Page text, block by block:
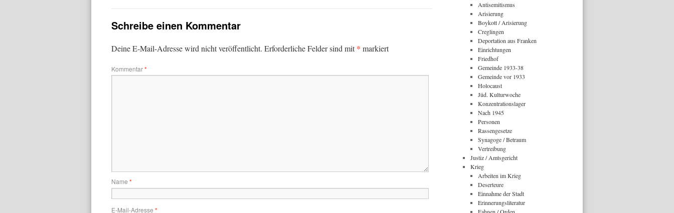
Schreibe einen Kommentar
Deine E-Mail-Adresse wird nicht veröffentlicht. Erforderliche Felder sind mit* markiert
Kommentar*
Name *
E-Mail-Adresse *
Antisemitismus
Arisierung
Boykott / Arisierung
Creglingen
Deportation aus Franken
Einrichtungen
Friedhof
Gemeinde 1933-38
Gemeinde vor 1933
Holocaust
Jüd. Kulturwoche
Konzentrationslager
Nach 1945
Personen
Rassengesetze
Synagoge / Betraum
Vertreibung
Justiz / Amtsgericht
Krieg
Arbeiten im Krieg
Deserteure
Einnahme der Stadt
Erinnerungsliteratur